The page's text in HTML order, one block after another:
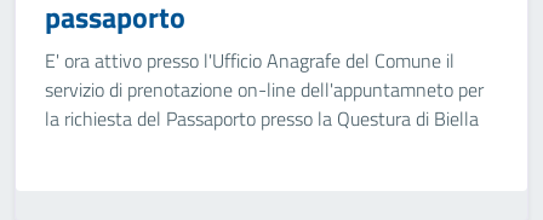
passaporto
E' ora attivo presso l'Ufficio Anagrafe del Comune il
servizio di prenotazione on-line dell'appuntamneto per
la richiesta del Passaporto presso la Questura di Biella